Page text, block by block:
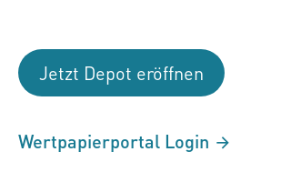
Jetzt Depot eröffnen
Wertpapierportal Login